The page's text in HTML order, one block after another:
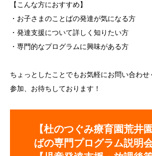
【こんな方におすすめ】
・お子さまのことばの発達が気になる方
・発達支援について詳しく知りたい方
・専門的なプログラムに興味がある方
ちょっとしたことでもお気軽にお問い合わ
参加、お待ちしております！
【杜のつぐみ療育園荒井
ばの専門プログラム説明